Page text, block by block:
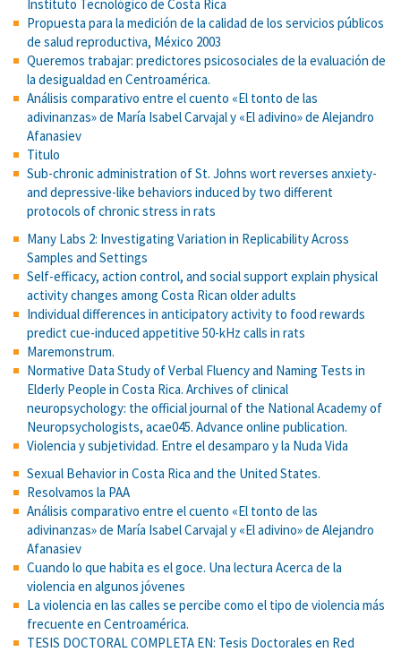
Instituto Tecnológico de Costa Rica
Propuesta para la medición de la calidad de los servicios públicos
de salud reproductiva, México 2003
Queremos trabajar: predictores psicosociales de la evaluación de
la desigualdad en Centroamérica.
Análisis comparativo entre el cuento «El tonto de las
adivinanzas» de María Isabel Carvajal y «El adivino» de Alejandro
Afanasiev
Titulo
Sub-chronic administration of St. Johns wort reverses anxiety-
and depressive-like behaviors induced by two different
protocols of chronic stress in rats
Many Labs 2: Investigating Variation in Replicability Across
Samples and Settings
Self-efficacy, action control, and social support explain physical
activity changes among Costa Rican older adults
Individual differences in anticipatory activity to food rewards
predict cue-induced appetitive 50-kHz calls in rats
Maremonstrum.
Normative Data Study of Verbal Fluency and Naming Tests in
Elderly People in Costa Rica. Archives of clinical
neuropsychology: the official journal of the National Academy of
Neuropsychologists, acae045. Advance online publication.
Violencia y subjetividad. Entre el desamparo y la Nuda Vida
Sexual Behavior in Costa Rica and the United States.
Resolvamos la PAA
Análisis comparativo entre el cuento «El tonto de las
adivinanzas» de María Isabel Carvajal y «El adivino» de Alejandro
Afanasiev
Cuando lo que habita es el goce. Una lectura Acerca de la
violencia en algunos jóvenes
La violencia en las calles se percibe como el tipo de violencia más
frecuente en Centroamérica.
TESIS DOCTORAL COMPLETA EN: Tesis Doctorales en Red